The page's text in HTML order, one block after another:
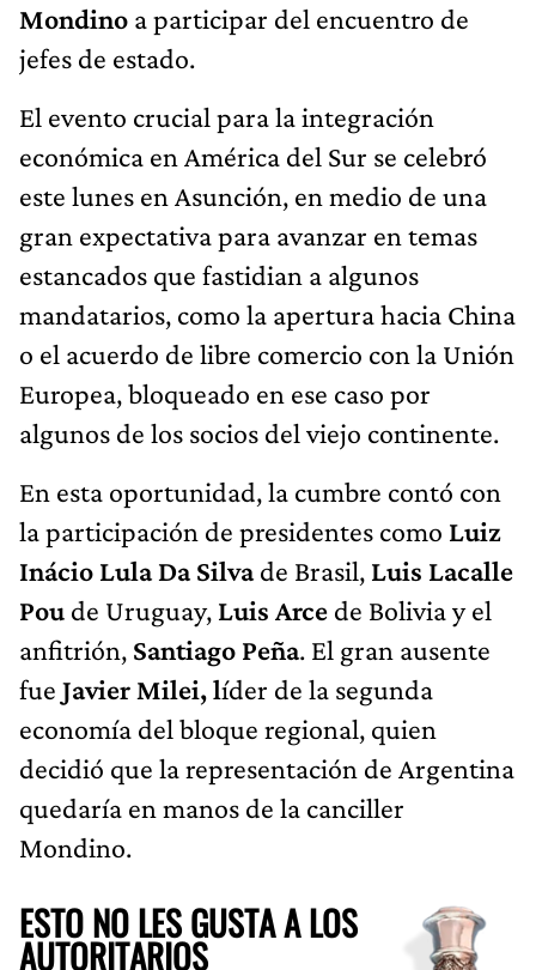
Mondino a participar del encuentro de
jefes de estado.
El evento crucial para la integración
económica en América del Sur se celebró
este lunes en Asunción, en medio de una
gran expectativa para avanzar en temas
estancados que fastidian a algunos
mandatarios, como la apertura hacia China
o el acuerdo de libre comercio con la Unión
Europea, bloqueado en ese caso por
algunos de los socios del viejo continente.
En esta oportunidad, la cumbre contó con
la participación de presidentes como Luiz
Inácio Lula Da Silvade Brasil, Luis Lacalle
Pou de Uruguay, Luis Arce de Bolivia y el
anfitrión, Santiago Peña. El gran ausente
fue Javier Milei, líder de la segunda
economía del bloque regional, quien
decidió que la representación de Argentina
quedaría en manos de la canciller
Mondino.
ESTO NO LES GUSTA A LOS
AUTORITARIOS